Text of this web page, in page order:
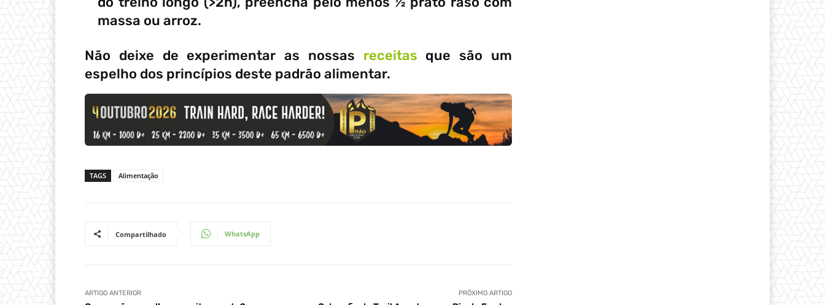
massa ou arroz.
Não deixe de experimentar as nossas receitas que são um
espelho dos princípios deste padrão alimentar.
TAGS Alimentação
Compartilhado WhatsApp
ARTIGO ANTERIOR PRÓXIMO ARTIGO